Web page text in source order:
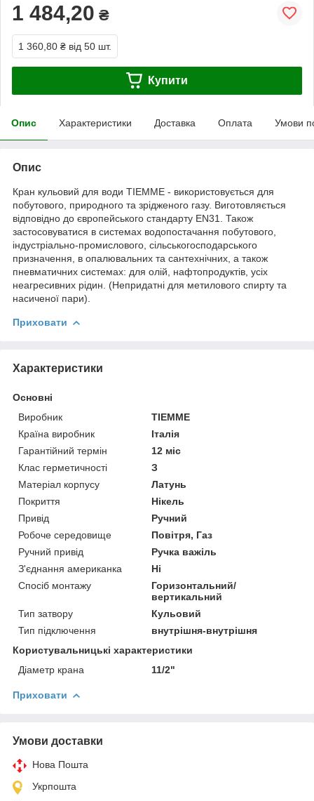
1 484,20 ₴
1 360,80 ₴ від 50 шт.
Купити
Опис Характеристики Доставка Оплата Умови
Опис
Кран кульовий для води TIEMME - використовується для
побутового, природного та зрідженого газу. Виготовляється
відповідно до європейського стандарту EN31. Також
застосовуватися в системах водопостачання побутового,
індустріально-промислового, сільськогосподарського
призначення, в опалювальних та сантехнічних, а також
пневматичних системах: для олій, нафтопродуктів, усіх
неагресивних рідин. (Непридатні для метилового спирту та
насиченої пари).
Приховати
Характеристики
Основні
Виробник
TIEMME
Країна виробник
Італія
Гарантійний термін
12 міс
Клас герметичності
З
Матеріал корпусу
Латунь
Покриття
Нікель
Привід
Ручний
Робоче середовище
Повітря, Газ
Ручний привід
Ручка важіль
З'єднання американка
Ні
Спосіб монтажу
Горизонтальний/
вертикальний
Тип затвору
Кульовий
Тип підключення
внутрішня-внутрішня
Користувальницькі характеристики
Діаметр крана
11/2"
Приховати
Умови доставки
Нова Пошта
Укрпошта